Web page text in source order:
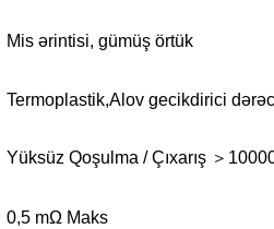
Mis ərintisi, gümüş örtük
Termoplastik,Alov gecikdirici
Yüksüz Qoşulma / Çıxarış ＞
0,5 mΩ Maks